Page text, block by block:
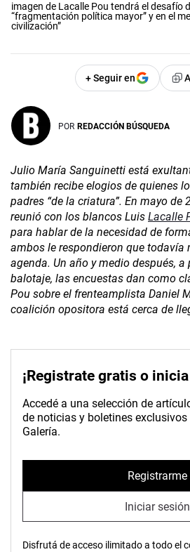
imagen de Lacalle Pou tendrá el desafío
“fragmentación política mayor” y en el
civilización”
+ Seguir en
POR REDACCIÓN BÚSQUEDA
Julio María Sanguinetti está
también recibe elogios de quienes
padres “de la criatura”. En mayo de
reunió con los blancos Luis Lacalle
para hablar de la necesidad de
ambos le respondieron que todavía
agenda. Un año y medio después,
balotaje, las encuestas dan como
Pou sobre el frenteamplista Daniel
coalición opositora está cerca de
¡Registrate gratis o
Accedé a una selección de
de noticias y boletines exclusivos
Galería.
Registrarme
Iniciar sesión
Disfrutá de acceso ilimitado a todo el